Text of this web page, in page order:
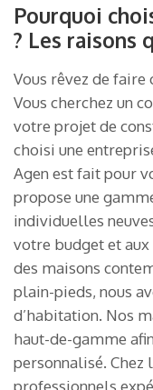
Pourquoi
? Les raisons
Vous rêvez de
Vous cherchez un
votre projet de
choisi une
Agen est fait pour
propose une
individuelles
votre budget et aux
des maisons
plain-pieds, nous
d’habitation. Nos
haut-de-gamme
personnalisé. Chez
professionnels